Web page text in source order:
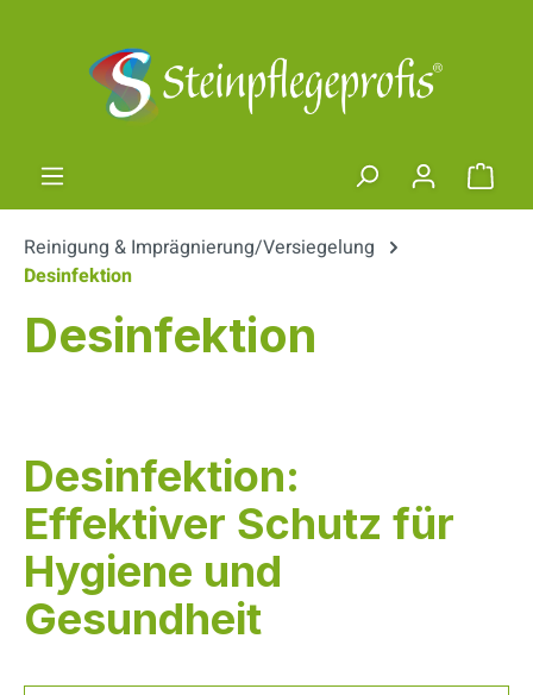
Reinigung & Imprägnierung/Versiegelung
Desinfektion
Desinfektion
Desinfektion:
Effektiver Schutz für
Hygiene und
Gesundheit